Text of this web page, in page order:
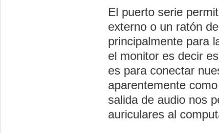
El puerto serie
externo o un ratón
principalmente para
el monitor es decir
es para conectar
aparentemente
salida de audio nos
auriculares al